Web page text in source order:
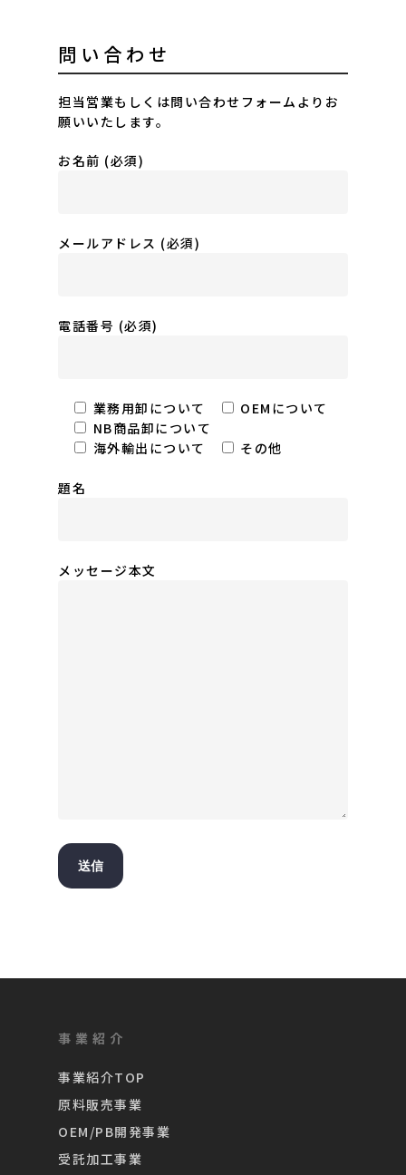
問い合わせ
担当営業もしくは問い合わせフォームよりお
願いいたします。
お名前 (必須)
メールアドレス (必須)
電話番号 (必須)
業務用卸について
OEMについて
NB商品卸について
海外輸出について
その他
題名
メッセージ本文
事業紹介
事業紹介TOP
原料販売事業
OEM/PB開発事業
受託加工事業